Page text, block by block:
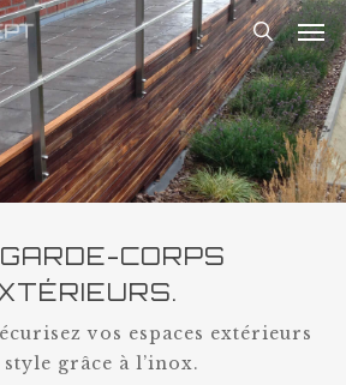
search
CORPS
vos espaces extérieurs
style grâce à l’inox.